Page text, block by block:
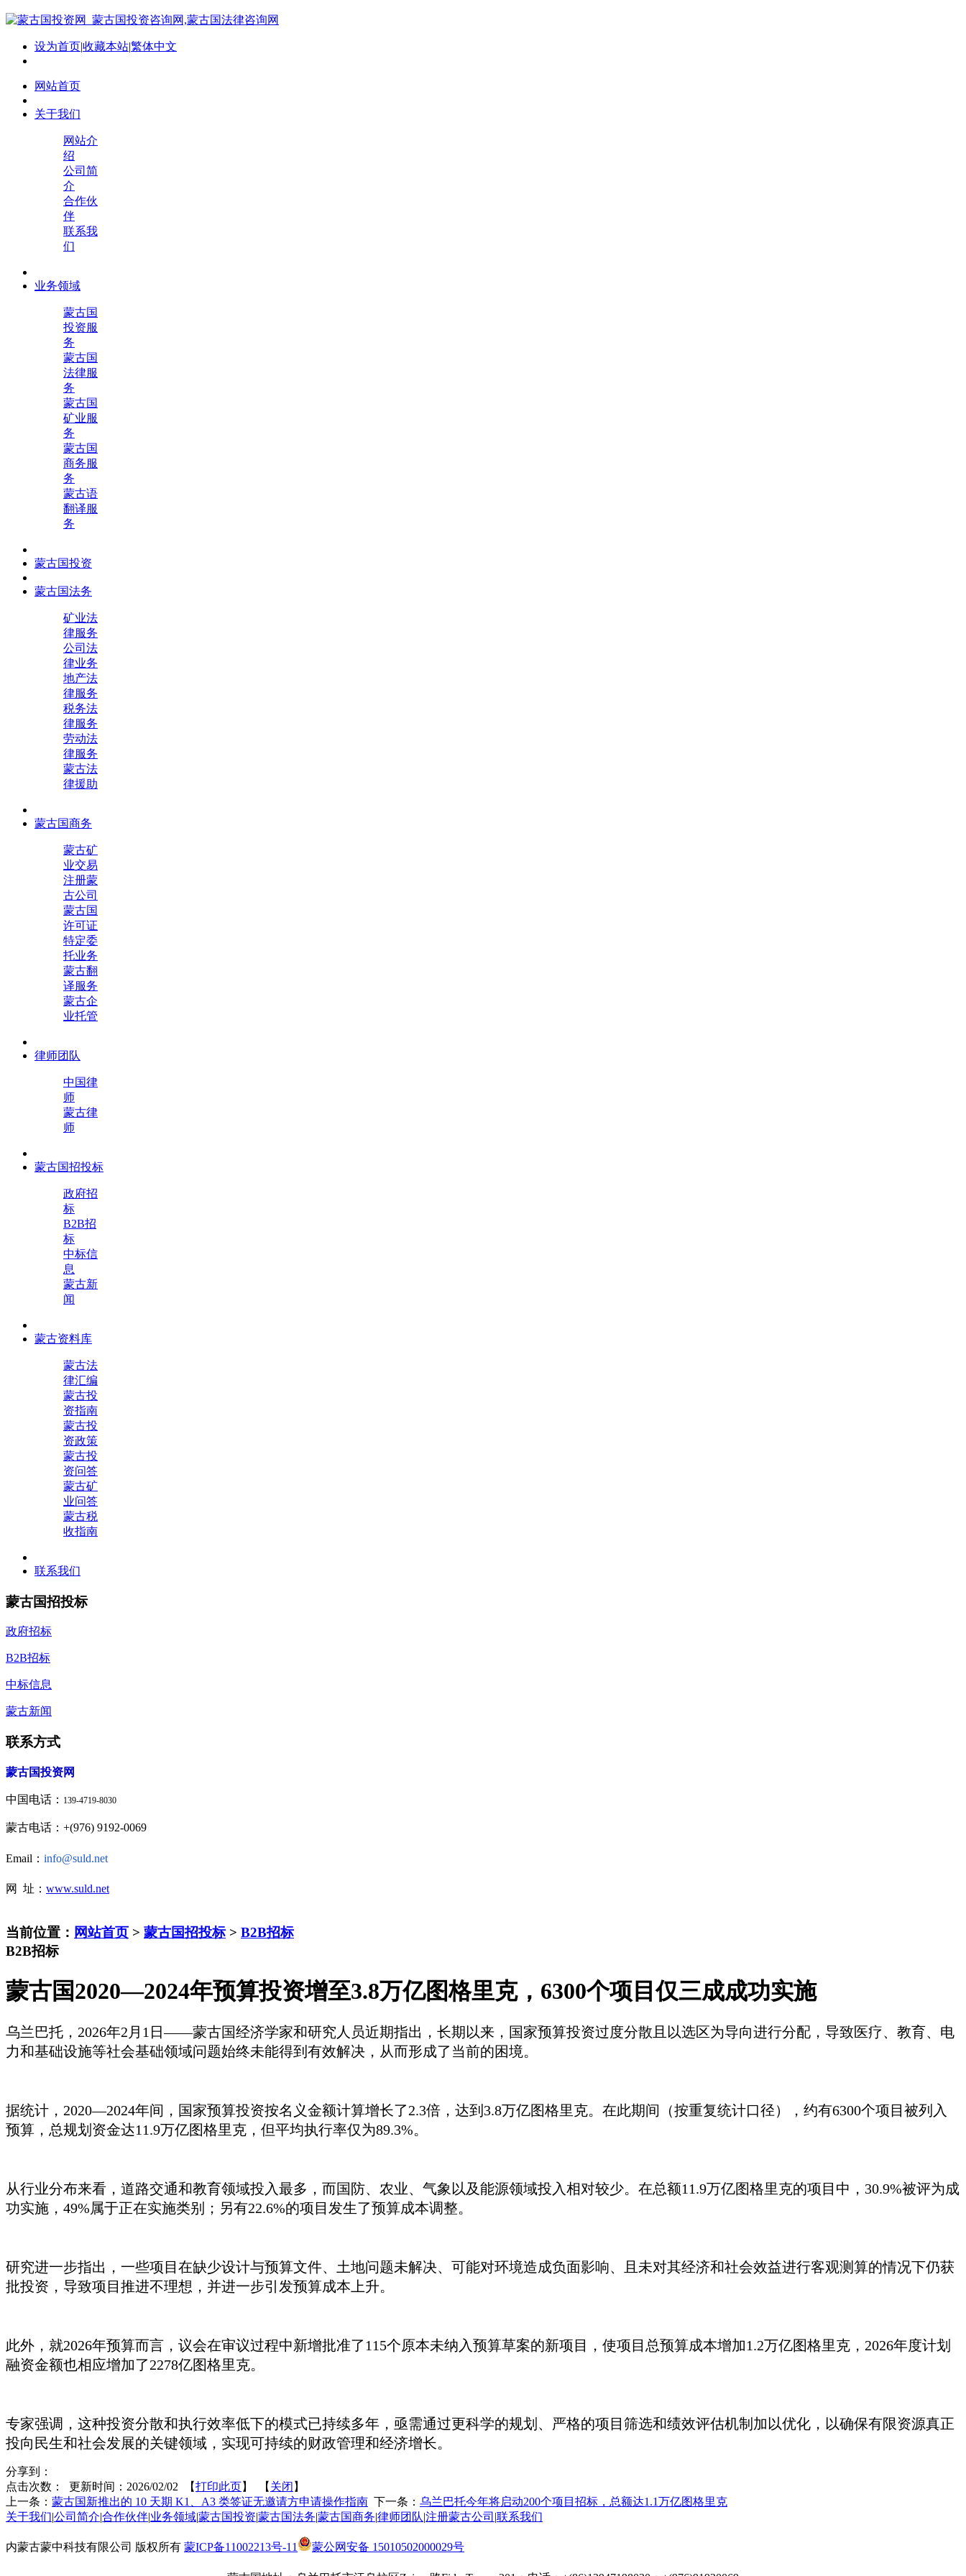
设为首页|收藏本站|繁体中文
网站首页
关于我们
网站介
绍
公司简
介
合作伙
伴
联系我
们
业务领域
蒙古国
投资服
务
蒙古国
法律服
务
蒙古国
矿业服
务
蒙古国
商务服
务
蒙古语
翻译服
务
蒙古国投资
蒙古国法务
矿业法
律服务
公司法
律业务
地产法
律服务
税务法
律服务
劳动法
律服务
蒙古法
律援助
蒙古国商务
蒙古矿
业交易
注册蒙
古公司
蒙古国
许可证
特定委
托业务
蒙古翻
译服务
蒙古企
业托管
律师团队
中国律
师
蒙古律
师
蒙古国招投标
政府招
标
B2B招
标
中标信
息
蒙古新
闻
蒙古资料库
蒙古法
律汇编
蒙古投
资指南
蒙古投
资政策
蒙古投
资问答
蒙古矿
业问答
蒙古税
收指南
联系我们
蒙古国招投标
政府招标
B2B招标
中标信息
蒙古新闻
联系方式
蒙古国投资网
中国电话： 139-4719-8030
蒙古电话：+(976) 9192-0069
Email： info@suld.net
网 址： www.suld.net
当前位置： 网站首页 > 蒙古国招投标> B2B招标
B2B招标
蒙古国2020—2024年预算投资增至3.8万亿图格里克，6300个项目仅三成成功实施
乌兰巴托， 2026年2月1日——蒙古国经济学家和研究人员近期指出，长期以来，国家预算投资过度分散且以选区为导向进行分配，导致医疗、教育、电
力和基础设施等社会基础领域问题始终未能得到有效解决，从而形成了当前的困境。
据统计， 2020—2024年间，国家预算投资按名义金额计算增长了2.3倍，达到3.8万亿图格里克。在此期间（按重复统计口径），约有6300个项目被列入
预算，总规划资金达11.9万亿图格里克，但平均执行率仅为89.3%。
从行业分布来看，道路交通和教育领域投入最多，而国防、农业、气象以及能源领域投入相对较少。在总额11.9万亿图格里克的项目中，30.9%被评为成
功实施，49%属于正在实施类别；另有22.6%的项目发生了预算成本调整。
研究进一步指出，一些项目在缺少设计与预算文件、土地问题未解决、可能对环境造成负面影响、且未对其经济和社会效益进行客观测算的情况下仍获
批投资，导致项目推进不理想，并进一步引发预算成本上升。
此外，就2026年预算而言，议会在审议过程中新增批准了115个原本未纳入预算草案的新项目，使项目总预算成本增加1.2万亿图格里克，2026年度计划
融资金额也相应增加了2278亿图格里克。
专家强调，这种投资分散和执行效率低下的模式已持续多年，亟需通过更科学的规划、严格的项目筛选和绩效评估机制加以优化，以确保有限资源真正
投向民生和社会发展的关键领域，实现可持续的财政管理和经济增长。
分享到：
点击次数：
更新时间：2026/02/02 【打印此页 】 【 关闭 】
上一条： 蒙古国新推出的 10 天期 K1、A3 类签证无邀请方申请操作指南 下一条： 乌兰巴托今年将启动200个项目招标，总额达1.1万亿图格里克
关于我们 公司简介 合作伙伴 业务领域 蒙古国投资 蒙古国法务 蒙古国商务 律师团队 注册蒙古公司 联系我们
内蒙古蒙中科技有限公司 版权所有 蒙ICP备11002213号-11 蒙公网安备 15010502000029号